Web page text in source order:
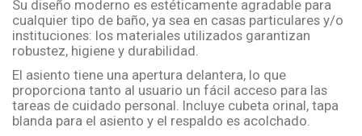
Su diseño moderno es estéticamente agradable para
cualquier tipo de baño, ya sea en casas particulares y/o
instituciones: los materiales utilizados garantizan
robustez, higiene y durabilidad.
El asiento tiene una apertura delantera, lo que
proporciona tanto al usuario un fácil acceso para las
tareas de cuidado personal. Incluye cubeta orinal, tapa
blanda para el asiento y el respaldo es acolchado.